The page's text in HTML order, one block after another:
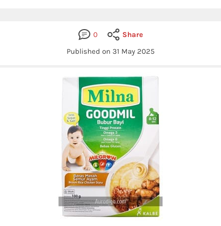
0
Share
Published on 31 May 2025